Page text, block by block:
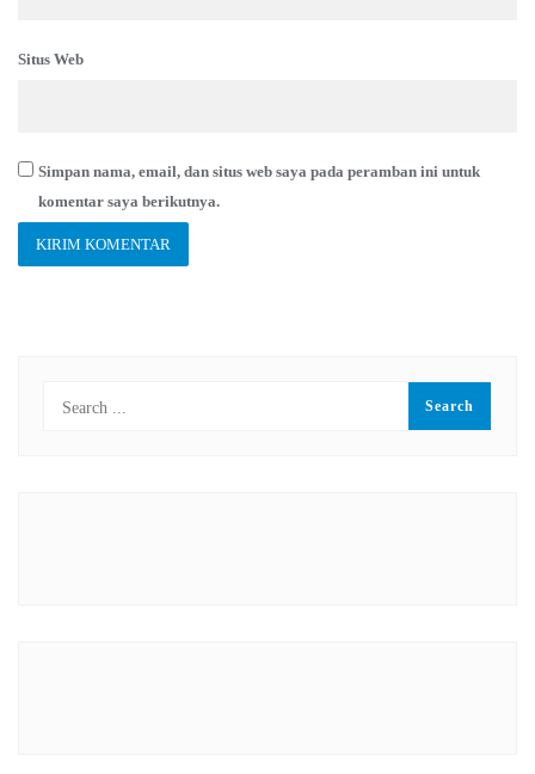
Situs Web
Simpan nama, email, dan situs web saya pada peramban ini untuk
komentar saya berikutnya.